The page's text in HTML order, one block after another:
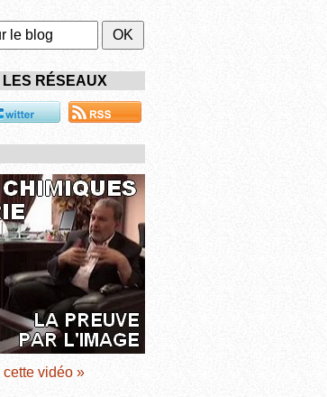
RÉSEAUX
vidéo »